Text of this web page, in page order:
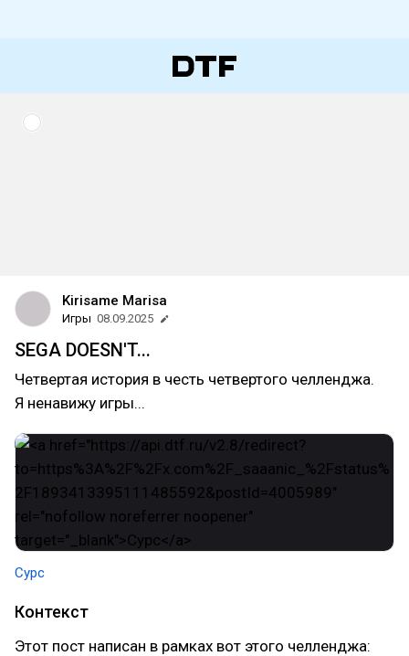
Kirisame Marisa
Игры 08.09.2025
SEGA DOESN'T...
Четвертая история в честь четвертого челленджа.
Я ненавижу игры...
Сурс
Контекст
Этот пост написан в рамках вот этого челленджа: